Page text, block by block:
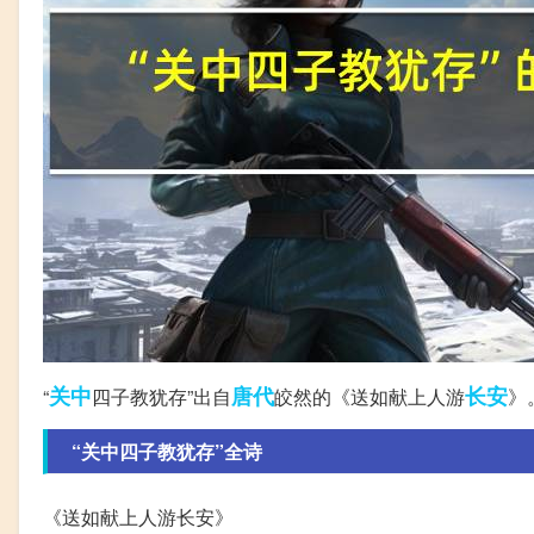
“关中四子教犹存”出自唐代皎然的《送如献上人游长安》
“关中四子教犹存”全诗
《送如献上人游长安》